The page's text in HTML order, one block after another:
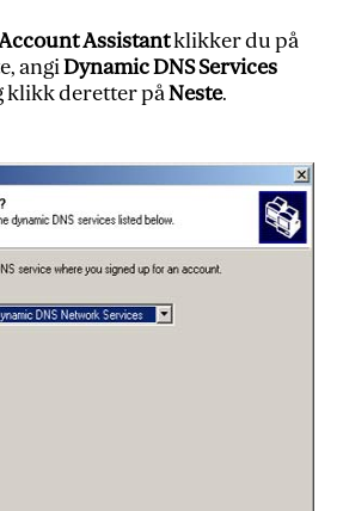
Assistantklikker du på
angiDynamic DNS Services
klikk deretter påNeste.